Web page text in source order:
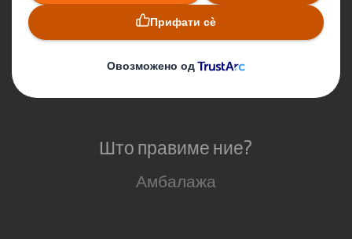
За акционерите
Одржливост
Кариера
Што правиме ние?
Амбалажа